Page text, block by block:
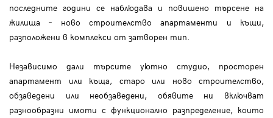
последните години се наблюдава и повишено търсене на
жилища – ново строителство апартаменти и къщи,
разположени в комплекси от затворен тип.
Независимо дали търсите уютно студио, просторен
апартамент или къща, старо или ново строителство,
обзаведени или необзаведени, обявите ни включват
разнообразни имоти с функционално разпределение, които